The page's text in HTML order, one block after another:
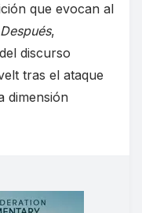
que evocan al
,
discurso
tras el ataque
dimensión